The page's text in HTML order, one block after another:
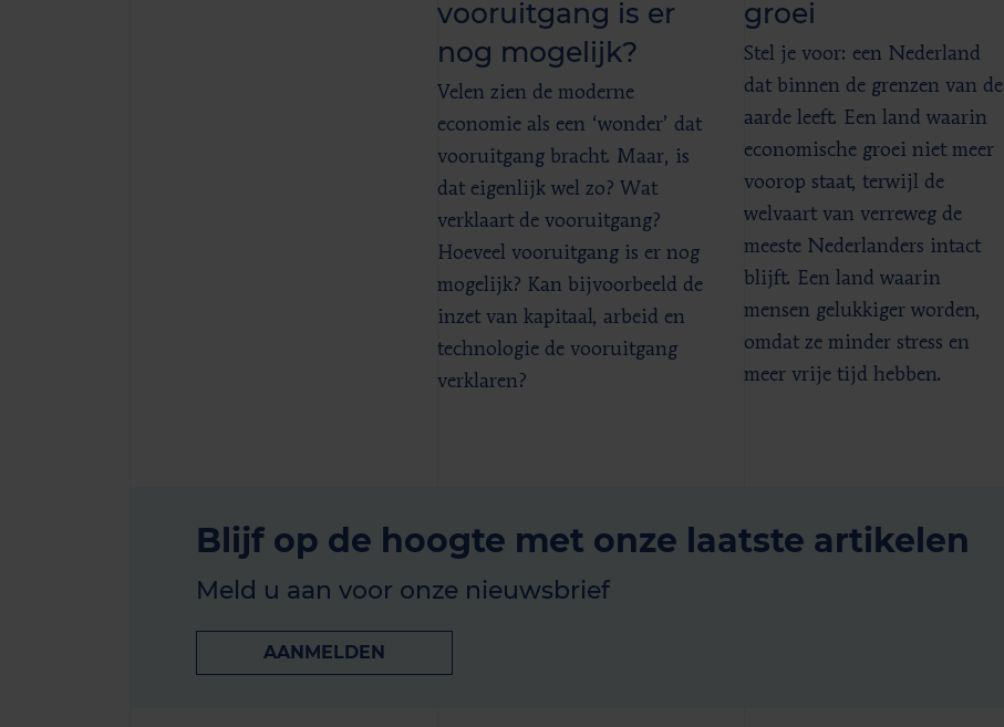
vooruitgang is er
nog mogelijk?
Velen zien de moderne
economie als een ‘wonder’ dat
vooruitgang bracht. Maar, is
dat eigenlijk wel zo? Wat
verklaart de vooruitgang?
Hoeveel vooruitgang is er nog
mogelijk? Kan bijvoorbeeld de
inzet van kapitaal, arbeid en
technologie de vooruitgang
verklaren?
groei
Stel je voor: een Nederland
dat binnen de grenzen van de
aarde leeft. Een land waarin
economische groei niet meer
voorop staat, terwijl de
welvaart van verreweg de
meeste Nederlanders intact
blijft. Een land waarin
mensen gelukkiger worden,
omdat ze minder stress en
meer vrije tijd hebben.
Blijf op de hoogte met onze laatste artikelen
Meld u aan voor onze nieuwsbrief
AANMELDEN